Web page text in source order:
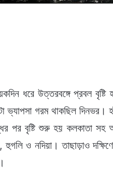
ধরে উত্তরবঙ্গে প্রবল বৃষ্টি
ভ্যাপসা গরম থাকছিল দিনভর।
পর বৃষ্টি শুরু হয় কলকাতা সহ
ও নদিয়া। তাছাড়াও